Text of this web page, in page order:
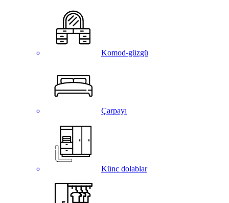
Komod-güzgü
Çarpayı
Künc dolablar